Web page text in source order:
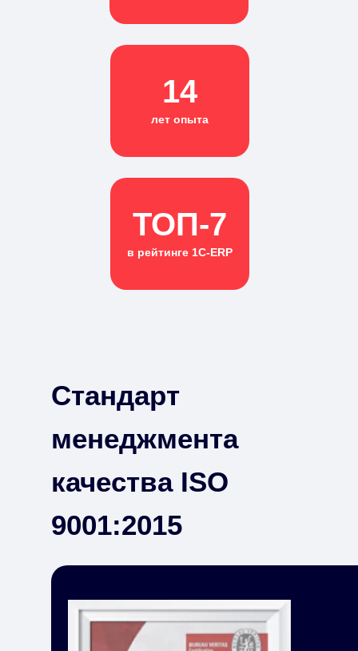
ТОП-7
в рейтинге 1С-ERP
лет опыта
14
Стандарт
менеджмента
качества ISO
9001:2015